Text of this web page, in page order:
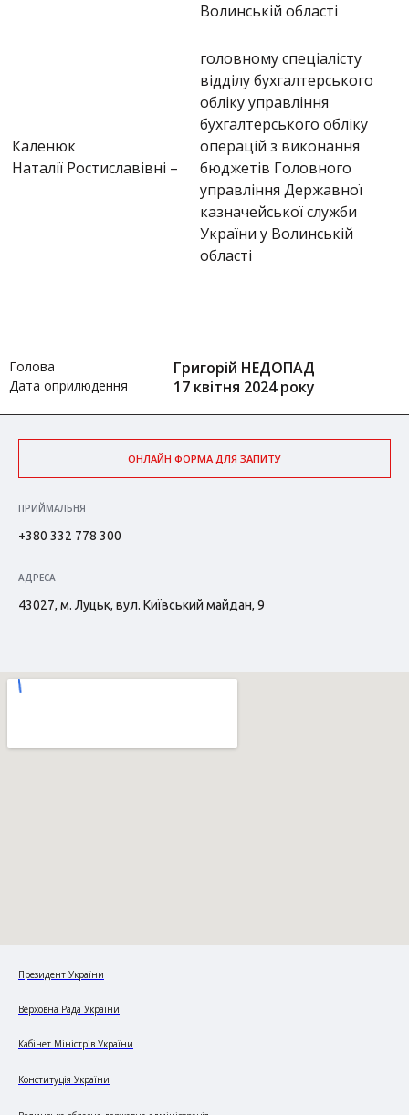
Волинській області
Каленюк
Наталії Ростиславівні –
головному спеціалісту
відділу бухгалтерського
обліку управління
бухгалтерського обліку
операцій з виконання
бюджетів Головного
управління Державної
казначейської служби
України у Волинській
області
Голова Григорій НЕДОПАД
Дата оприлюдення 17 квітня 2024 року
ОНЛАЙН ФОРМА ДЛЯ ЗАПИТУ
ПРИЙМАЛЬНЯ
+380 332 778 300
АДРЕСА
43027, м. Луцьк, вул. Київський майдан, 9
Президент України
Верховна Рада України
Кабінет Міністрів України
Конституція України